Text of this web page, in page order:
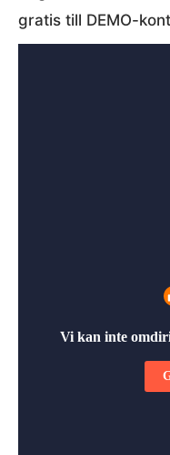
gratis till DEMO-